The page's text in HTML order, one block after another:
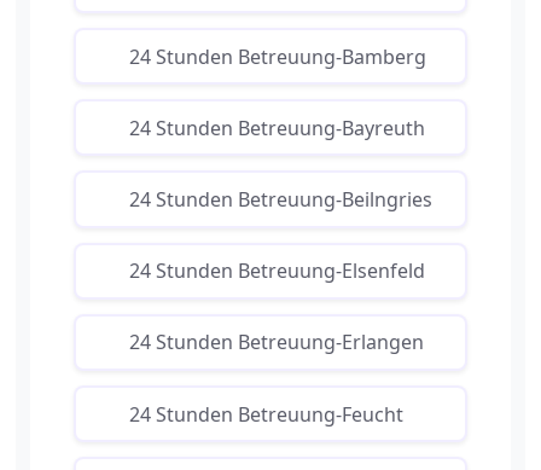
24 Stunden Betreuung-Bamberg
24 Stunden Betreuung-Bayreuth
24 Stunden Betreuung-Beilngries
24 Stunden Betreuung-Elsenfeld
24 Stunden Betreuung-Erlangen
24 Stunden Betreuung-Feucht